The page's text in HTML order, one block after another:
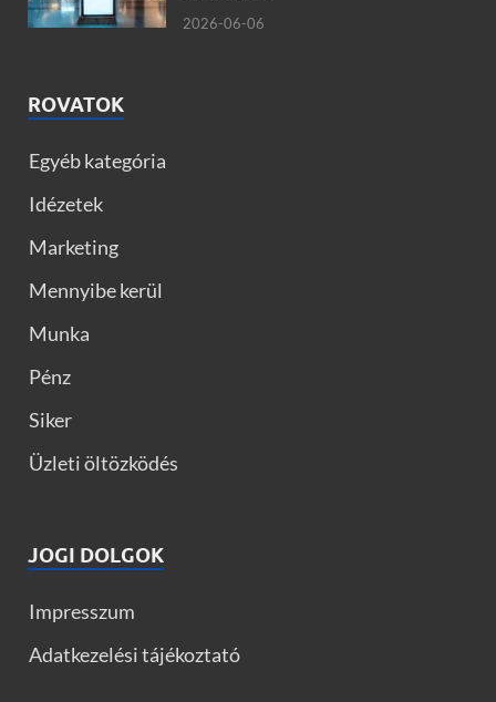
2026-06-06
ROVATOK
Egyéb kategória
Idézetek
Marketing
Mennyibe kerül
Munka
Pénz
Siker
Üzleti öltözködés
JOGI DOLGOK
Impresszum
Adatkezelési tájékoztató